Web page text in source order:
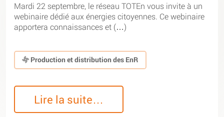
Mardi 22 septembre, le réseau TOTEn vous invite à un
webinaire dédié aux énergies citoyennes. Ce webinaire
apportera connaissances et (…)
Production et distribution des EnR
Lire la suite…